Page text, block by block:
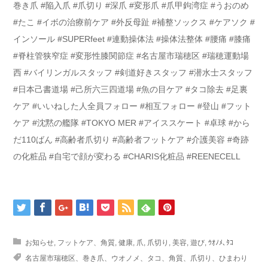
巻き爪 #陥入爪 #爪切り #深爪 #変形爪 #爪甲鉤湾症 #うおのめ
#たこ #イボの治療前ケア #外反母趾 #補整ソックス #ケアソク #
インソール #SUPERfeet #連動操体法 #操体法整体 #腰痛 #膝痛
#脊柱管狭窄症 #変形性膝関節症 #名古屋市瑞穂区 #瑞穂運動場
西 #バイリンガルスタッフ #剣道好きスタッフ #潜水士スタッフ
#日本己書道場 #己所六三四道場 #魚の目ケア #タコ除去 #足裏
ケア #いいねした人全員フォロー #相互フォロー #登山 #フット
ケア #沈黙の艦隊 #TOKYO MER #アイススケート #卓球 #から
だ110ばん #高齢者爪切り #高齢者フットケア #介護美容 #奇跡
の化粧品 #自宅で顔が変わる #CHARIS化粧品 #REENECELL
お知らせ, フットケア、角質, 健康, 爪, 爪切り , 美容, 遊び, ｳｵﾉﾒ､ﾀｺ
名古屋市瑞穂区、巻き爪、ウオノメ、タコ、角質、爪切り、ひまわり